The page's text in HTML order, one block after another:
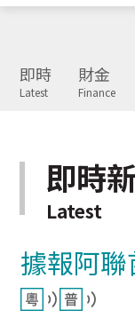
即時
Latest
財金
Finance
即時
Latest
據報阿